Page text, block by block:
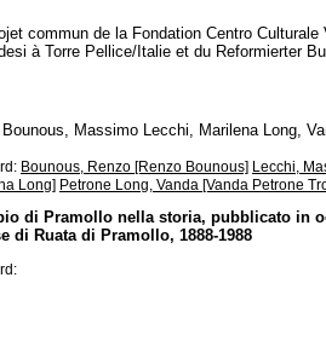
commun de la Fondation Centro Culturale
à Torre Pellice/Italie et du Reformierter
Bounous, Massimo Lecchi, Marilena Long,
Bounous, Renzo [Renzo Bounous] Lecchi,
Long] Petrone Long, Vanda [Vanda Petrone
di Pramollo nella storia, pubblicato in
di Ruata di Pramollo, 1888-1988